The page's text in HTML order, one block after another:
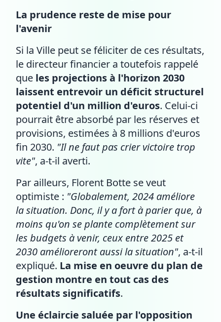
La prudence reste de mise pour
l'avenir
Si la Ville peut se féliciter de ces résultats,
le directeur financier a toutefois rappelé
que les projections à l'horizon 2030
laissent entrevoir un déficit structurel
potentiel d'un million d'euros. Celui-ci
pourrait être absorbé par les réserves et
provisions, estimées à 8 millions d'euros
fin 2030. "Il ne faut pas crier victoire trop
vite", a-t-il averti.
Par ailleurs, Florent Botte se veut
optimiste : "Globalement, 2024 améliore
la situation. Donc, il y a fort à parier que, à
moins qu'on se plante complètement sur
les budgets à venir, ceux entre 2025 et
2030 amélioreront aussi la situation", a-t-il
expliqué. La mise en oeuvre du plan de
gestion montre en tout cas des
résultats significatifs.
Une éclaircie saluée par l'opposition